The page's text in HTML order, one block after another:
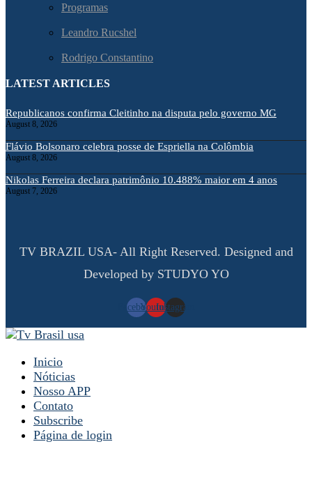
Programas
Leandro Rucshel
Rodrigo Constantino
LATEST ARTICLES
Republicanos confirma Cleitinho na disputa pelo governo MG
August 8, 2026
Flávio Bolsonaro celebra posse de Espriella na Colômbia
August 8, 2026
Nikolas Ferreira declara patrimônio 10.488% maior em 4 anos
August 7, 2026
TV BRAZIL USA- All Right Reserved. Designed and
Developed by STUDYO YO
FacebookYoutubeInstagram
Inicio
Nóticias
Nosso APP
Contato
Subscribe
Página de login